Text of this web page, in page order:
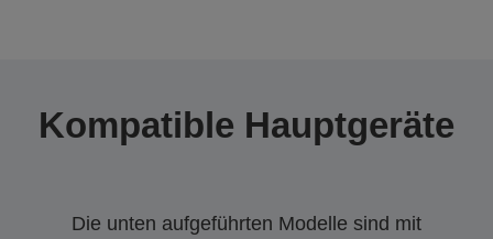
Kompatible Hauptgeräte
Die unten aufgeführten Modelle sind mit